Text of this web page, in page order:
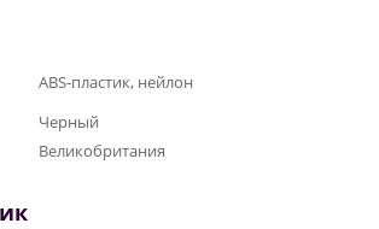
ABS-пластик, нейлон
Черный
Великобритания